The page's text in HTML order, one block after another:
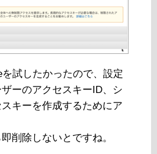
試したかったので、設定
ーのアクセスキーID、シ
キーを作成するためにア
削除しないとですね。